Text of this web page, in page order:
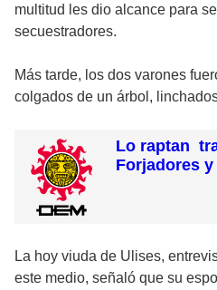
multitud les dio alcance para
secuestradores.
Más tarde, los dos varones
colgados de un árbol,
Lo raptan
Forjadores
La hoy viuda de Ulises,
este medio, señaló que su